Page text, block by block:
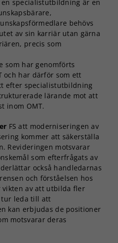
specialistutbildning är en
behövs
av sin karriär utan gärna
precis som
som har genomförts
och har därför som ett
efter specialistutbildning
lärande mot att
inom OMT.
FS att moderniseringen av
kommer att säkerställa
Revideringen motsvarar
som efterfrågats av
också handledarnas
och förståelsen hos
vikten av att utbilda fler
tur leda till att
kan erbjudas de positioner
motsvarar deras